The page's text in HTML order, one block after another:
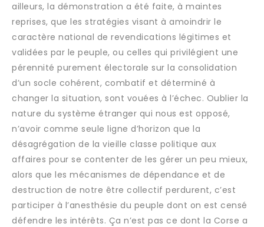
ailleurs, la démonstration a été faite, à maintes
reprises, que les stratégies visant à amoindrir le
caractère national de revendications légitimes et
validées par le peuple, ou celles qui privilégient une
pérennité purement électorale sur la consolidation
d’un socle cohérent, combatif et déterminé à
changer la situation, sont vouées à l’échec. Oublier la
nature du système étranger qui nous est opposé,
n’avoir comme seule ligne d’horizon que la
désagrégation de la vieille classe politique aux
affaires pour se contenter de les gérer un peu mieux,
alors que les mécanismes de dépendance et de
destruction de notre être collectif perdurent, c’est
participer à l’anesthésie du peuple dont on est censé
défendre les intérêts. Ça n’est pas ce dont la Corse a